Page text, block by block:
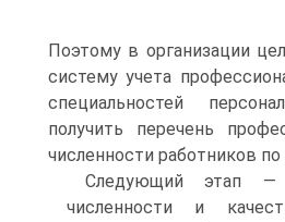
Поэтому в организации
систему учета
специальностей
получить перечень
численности работников
Следующий этап —
численности и